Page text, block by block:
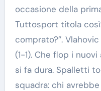
occasione della
Tuttosport titola
comprato?”.
(1-1). Che flop i
si fa dura. Spalletti
squadra: chi